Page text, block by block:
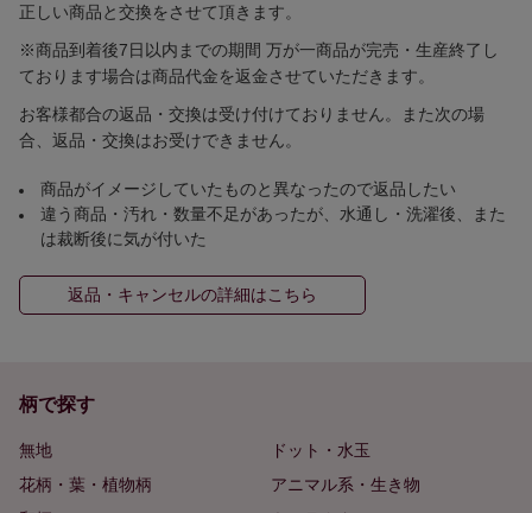
正しい商品と交換をさせて頂きます。
※商品到着後7日以内までの期間 万が一商品が完売・生産終了し
ております場合は商品代金を返金させていただきます。
お客様都合の返品・交換は受け付けておりません。また次の場
合、返品・交換はお受けできません。
商品がイメージしていたものと異なったので返品したい
違う商品・汚れ・数量不足があったが、水通し・洗濯後、また
は裁断後に気が付いた
返品・キャンセルの詳細はこちら
柄で探す
無地
ドット・水玉
花柄・葉・植物柄
アニマル系・生き物